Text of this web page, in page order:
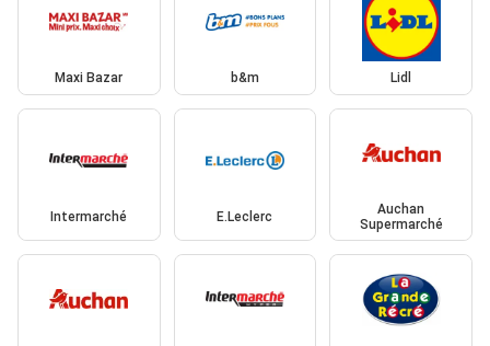
Maxi Bazar b&m Lidl
Intermarché E.Leclerc
Auchan
Supermarché